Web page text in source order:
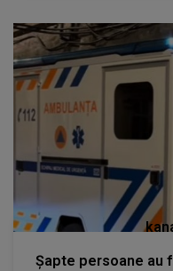
Șapte persoane au